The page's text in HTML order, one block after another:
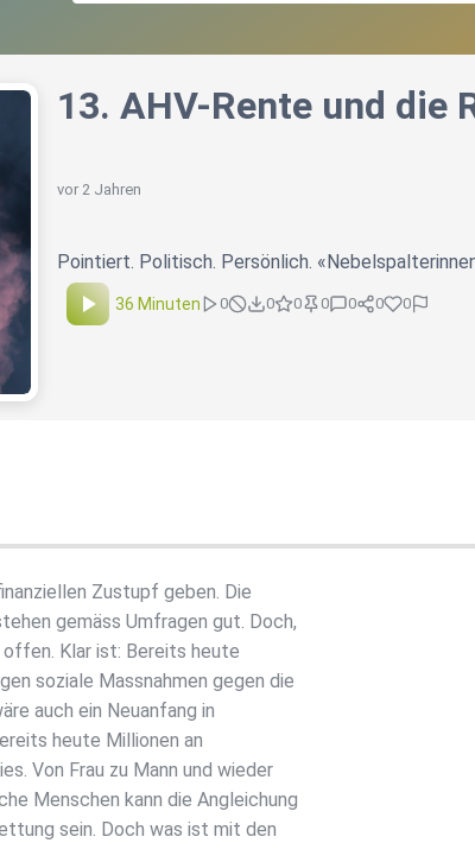
13. AHV-Rente und die
vor 2 Jahren
Pointiert. Politisch. Persönlich.
36 Minuten 0 0 0 0 0 0 0
Zustupf geben. Die
gemäss Umfragen gut. Doch,
Klar ist: Bereits heute
soziale Massnahmen gegen die
auch ein Neuanfang in
heute Millionen an
Von Frau zu Mann und wieder
Menschen kann die Angleichung
sein. Doch was ist mit den